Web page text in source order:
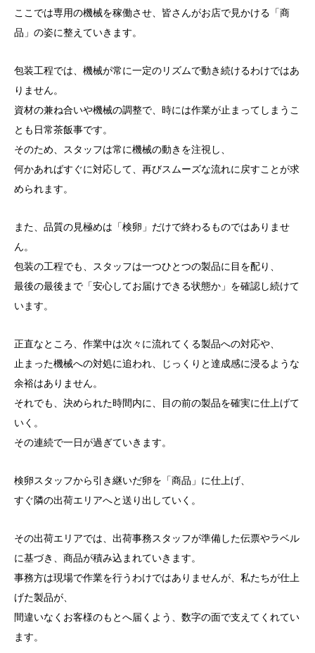
ここでは専用の機械を稼働させ、皆さんがお店で見かける「商
品」の姿に整えていきます。
包装工程では、機械が常に一定のリズムで動き続けるわけではあ
りません。
資材の兼ね合いや機械の調整で、時には作業が止まってしまうこ
とも日常茶飯事です。
そのため、スタッフは常に機械の動きを注視し、
何かあればすぐに対応して、再びスムーズな流れに戻すことが求
められます。
また、品質の見極めは「検卵」だけで終わるものではありませ
ん。
包装の工程でも、スタッフは一つひとつの製品に目を配り、
最後の最後まで「安心してお届けできる状態か」を確認し続けて
います。
正直なところ、作業中は次々に流れてくる製品への対応や、
止まった機械への対処に追われ、じっくりと達成感に浸るような
余裕はありません。
それでも、決められた時間内に、目の前の製品を確実に仕上げて
いく。
その連続で一日が過ぎていきます。
検卵スタッフから引き継いだ卵を「商品」に仕上げ、
すぐ隣の出荷エリアへと送り出していく。
その出荷エリアでは、出荷事務スタッフが準備した伝票やラベル
に基づき、商品が積み込まれていきます。
事務方は現場で作業を行うわけではありませんが、私たちが仕上
げた製品が、
間違いなくお客様のもとへ届くよう、数字の面で支えてくれてい
ます。